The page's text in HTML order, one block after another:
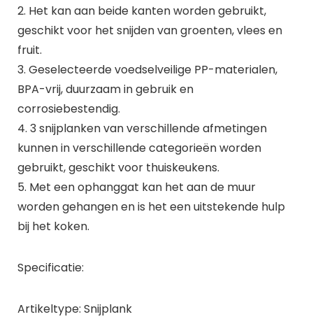
2. Het kan aan beide kanten worden gebruikt,
geschikt voor het snijden van groenten, vlees en
fruit.
3. Geselecteerde voedselveilige PP-materialen,
BPA-vrij, duurzaam in gebruik en
corrosiebestendig.
4. 3 snijplanken van verschillende afmetingen
kunnen in verschillende categorieën worden
gebruikt, geschikt voor thuiskeukens.
5. Met een ophanggat kan het aan de muur
worden gehangen en is het een uitstekende hulp
bij het koken.
Specificatie:
Artikeltype: Snijplank